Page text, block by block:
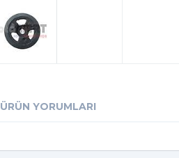
ÜRÜN YORUMLARI